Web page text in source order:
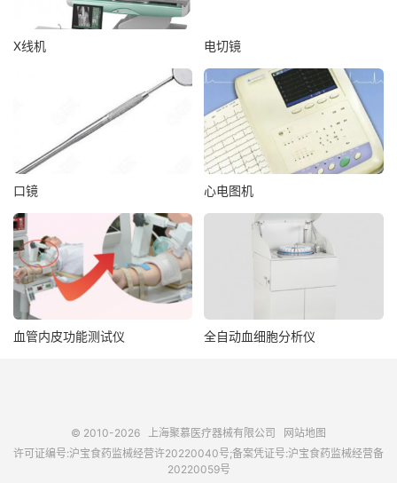
X线机 电切镜
口镜 心电图机
血管内皮功能测试仪 全自动血细胞分析仪
© 2010-2026 上海聚慕医疗器械有限公司
网站地图
许可证编号:沪宝食药监械经营许20220040号;备案凭证号:沪宝食药监械经营备
20220059号